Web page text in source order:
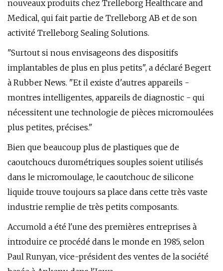
nouveaux produits chez Trelleborg Healthcare and
Medical, qui fait partie de Trelleborg AB et de son
activité Trelleborg Sealing Solutions.
"Surtout si nous envisageons des dispositifs
implantables de plus en plus petits", a déclaré Begert
à Rubber News. "Et il existe d'autres appareils -
montres intelligentes, appareils de diagnostic - qui
nécessitent une technologie de pièces micromoulées
plus petites, précises."
Bien que beaucoup plus de plastiques que de
caoutchoucs durométriques souples soient utilisés
dans le micromoulage, le caoutchouc de silicone
liquide trouve toujours sa place dans cette très vaste
industrie remplie de très petits composants.
Accumold a été l'une des premières entreprises à
introduire ce procédé dans le monde en 1985, selon
Paul Runyan, vice-président des ventes de la société